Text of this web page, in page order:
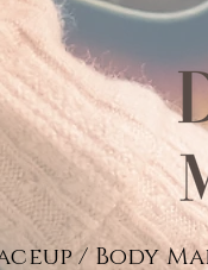
/ Body